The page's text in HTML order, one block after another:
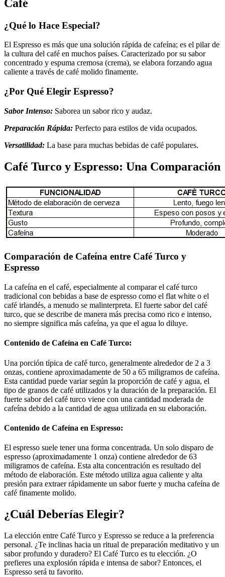
Café
¿Qué lo Hace Especial?
El Espresso es más que una solución rápida de cafeína; es el pilar de
la cultura del café en muchos países. Caracterizado por su sabor
concentrado y espuma cremosa (crema), se elabora forzando agua
caliente a través de café molido finamente.
¿Por Qué Elegir Espresso?
Sabor Intenso: Saborea un sabor rico y audaz.
Preparación Rápida: Perfecto para estilos de vida ocupados.
Versatilidad: La base para muchas bebidas de café populares.
Café Turco y Espresso: Una Comparación
Comparación de Cafeína entre Café Turco y
Espresso
La cafeína en el café, especialmente al comparar el café turco
tradicional con bebidas a base de espresso como el flat white o el
café irlandés, a menudo se malinterpreta. El fuerte sabor del café
turco, que se describe de manera más precisa como rico e intenso,
no siempre significa más cafeína, ya que el agua lo diluye.
Contenido de Cafeína en Café Turco:
Una porción típica de café turco, generalmente alrededor de 2 a 3
onzas, contiene aproximadamente de 50 a 65 miligramos de cafeína.
Esta cantidad puede variar según la proporción de café y agua, el
tipo de granos de café utilizados y la duración de la preparación. El
fuerte sabor del café turco viene con una cantidad moderada de
cafeína debido a la cantidad de agua utilizada en su elaboración.
Contenido de Cafeína en Espresso:
El espresso suele tener una forma concentrada. Un solo disparo de
espresso (aproximadamente 1 onza) contiene alrededor de 63
miligramos de cafeína. Esta alta concentración es resultado del
método de elaboración. Este método utiliza agua caliente y alta
presión para extraer rápidamente un sabor fuerte y mucha cafeína de
café finamente molido.
¿Cuál Deberías Elegir?
La elección entre Café Turco y Espresso se reduce a la preferencia
personal. ¿Te inclinas hacia un ritual de preparación meditativo y un
sabor profundo y duradero? El Café Turco es tu elección. ¿O
prefieres una explosión rápida e intensa de sabor? Entonces, el
Espresso será tu favorito.